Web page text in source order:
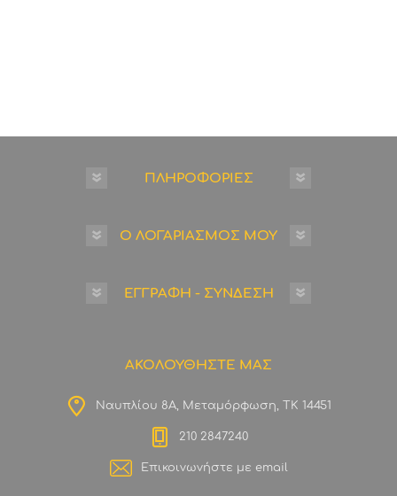
ΠΛΗΡΟΦΟΡΙΕΣ
Ο ΛΟΓΑΡΙΑΣΜΟΣ ΜΟΥ
ΕΓΓΡΑΦΗ - ΣΥΝΔΕΣΗ
ΑΚΟΛΟΥΘΗΣΤΕ ΜΑΣ
Ναυπλίου 8Α, Μεταμόρφωση, ΤΚ 14451
210 2847240
Επικοινωνήστε με email